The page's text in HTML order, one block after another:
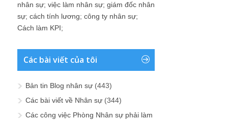
nhân sự; việc làm nhân sự; giám đốc nhân
sự; cách tính lương; công ty nhân sự;
Cách làm KPI;
Các bài viết của tôi
Bản tin Blog nhân sự (443)
Các bài viết về Nhân sự (344)
Các công việc Phòng Nhân sự phải làm